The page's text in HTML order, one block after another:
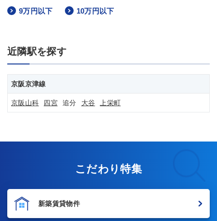
9万円以下 10万円以下
近隣駅を探す
京阪京津線
京阪山科 四宮 追分 大谷 上栄町
こだわり特集
新築賃貸物件